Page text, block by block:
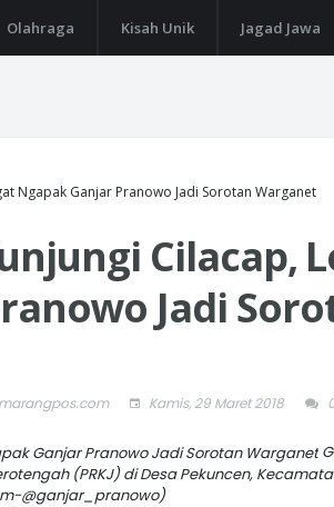
Olahraga Kisah Unik Jagad Jawa
Ngapak Ganjar Pranowo Jadi Sorotan Warganet
Cilacap,
Jadi
Kamis, 29 Maret 2018
(PRKJ) di Desa Pekuncen,
@ganjar_pranowo)